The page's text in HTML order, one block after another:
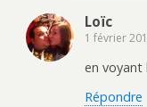
Loïc
1 février
en voyant
Répondre